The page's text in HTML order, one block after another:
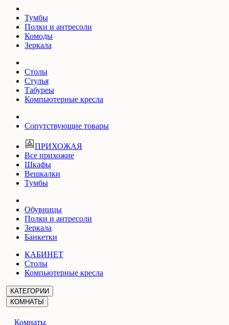
Тумбы
Полки и антресоли
Комоды
Зеркала
Столы
Стулья
Табуреы
Компьютерные кресла
Сопутствующие товары
ПРИХОЖАЯ
Все прихожие
Шкафы
Вешкалки
Тумбы
Обувницы
Полки и антресоли
Зеркала
Банкетки
КАБИНЕТ
Столы
Компьютерные кресла
КАТЕГОРИИ
КОМНАТЫ
Комнаты